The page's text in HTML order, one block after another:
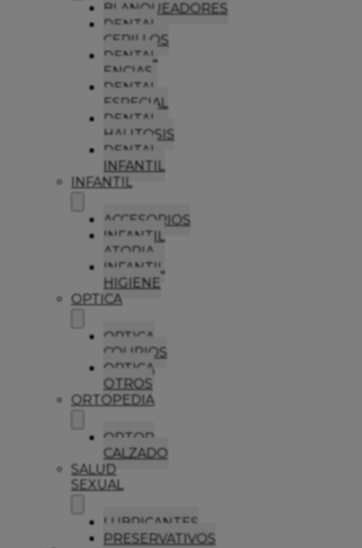
BLANQUEADORES
DENTAL
CEPILLOS
DENTAL
ENCIAS
DENTAL
ESPECIAL
DENTAL
HALITOSIS
DENTAL
INFANTIL
INFANTIL
ACCESORIOS
INFANTIL
ATOPIA
INFANTIL
HIGIENE
OPTICA
OPTICA
COLIRIOS
OPTICA
OTROS
ORTOPEDIA
ORTOP
CALZADO
SALUD
SEXUAL
LUBRICANTES
PRESERVATIVOS